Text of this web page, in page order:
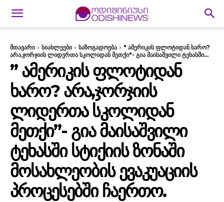
მთავარი სიახლეები საზოგადოება
" ამერიკის ფლოტიდან ხარო?
არა,ჯორჯიის ლიდერთა სკოლიდან მეთქი"- გია მაისაშვილი ტეხასში...
” ᲐᲛᲔᲠᲘᲙᲘᲡ ᲤᲚᲝᲢᲘᲓᲐᲜ
ᲮᲐᲠᲝ? ᲐᲠᲐ,ᲯᲝᲠᲯᲘᲘᲡ
ᲚᲘᲓᲔᲠᲗᲐ ᲡᲙᲝᲚᲘᲓᲐᲜ
ᲛᲔᲗᲥᲘ”- ᲒᲘᲐ ᲛᲐᲘᲡᲐᲨᲕᲘᲚᲘ
ᲢᲔᲮᲐᲡᲨᲘ ᲡᲢᲘᲥᲘᲘᲡ ᲖᲝᲜᲐᲨᲘ
ᲛᲝᲡᲐᲮᲚᲔᲝᲑᲘᲡ ᲔᲕᲐᲙᲣᲐᲪᲘᲘᲡ
ᲞᲠᲝᲪᲔᲡᲔᲑᲨᲘ ᲩᲐᲔᲠᲗᲝ.